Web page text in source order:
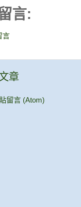
言:
言
章
留言 (Atom)